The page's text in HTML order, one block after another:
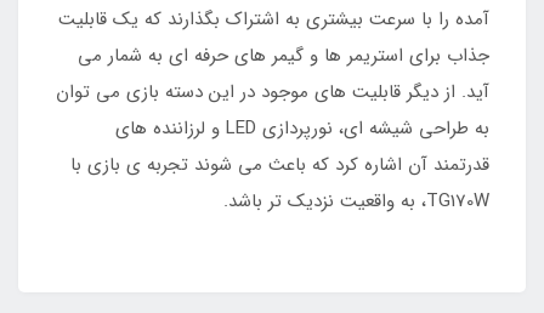
آمده را با سرعت بیشتری به اشتراک بگذارند که یک قابلیت
جذاب برای استریمر ها و گیمر های حرفه ای به شمار می
آید. از دیگر قابلیت های موجود در این دسته بازی می توان
به طراحی شیشه ای، نورپردازی LED و لرزاننده های
قدرتمند آن اشاره کرد که باعث می شوند تجربه ی بازی با
TG170W، به واقعیت نزدیک تر باشد.